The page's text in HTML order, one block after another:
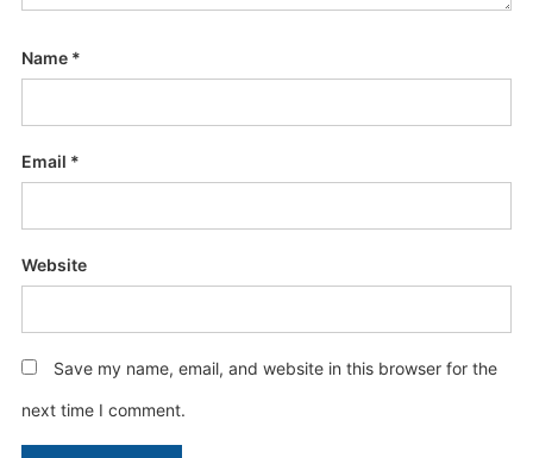
Name *
Email *
Website
Save my name, email, and website in this browser for the
next time I comment.